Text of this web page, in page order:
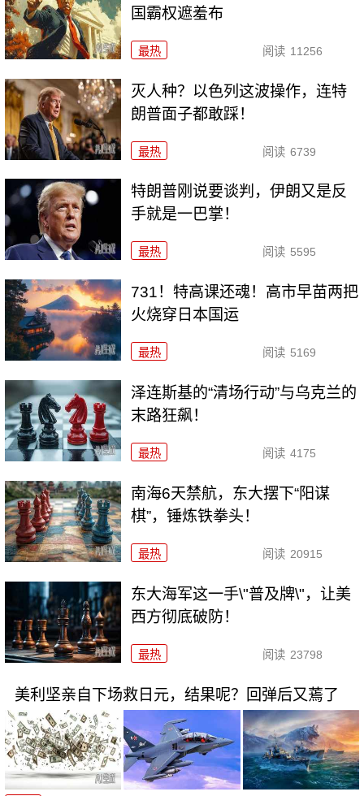
国霸权遮羞布
最热 阅读 11256
灭人种？以色列这波操作，连特
朗普面子都敢踩！
最热 阅读 6739
特朗普刚说要谈判，伊朗又是反
手就是一巴掌！
最热 阅读 5595
731！特高课还魂！高市早苗两把
火烧穿日本国运
最热 阅读 5169
泽连斯基的“清场行动”与乌克兰的
末路狂飙！
最热 阅读 4175
南海6天禁航，东大摆下“阳谋
棋”，锤炼铁拳头！
最热 阅读 20915
东大海军这一手\"普及牌\"，让美
西方彻底破防！
最热 阅读 23798
美利坚亲自下场救日元，结果呢？回弹后又蔫了